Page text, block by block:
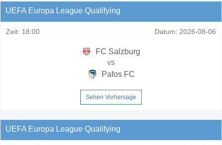
UEFA Europa League Qualifying
Zeit: 18:00 Datum: 2026-08-06
FC Salzburg
vs
Pafos FC
Sehen Vorhersage
UEFA Europa League Qualifying